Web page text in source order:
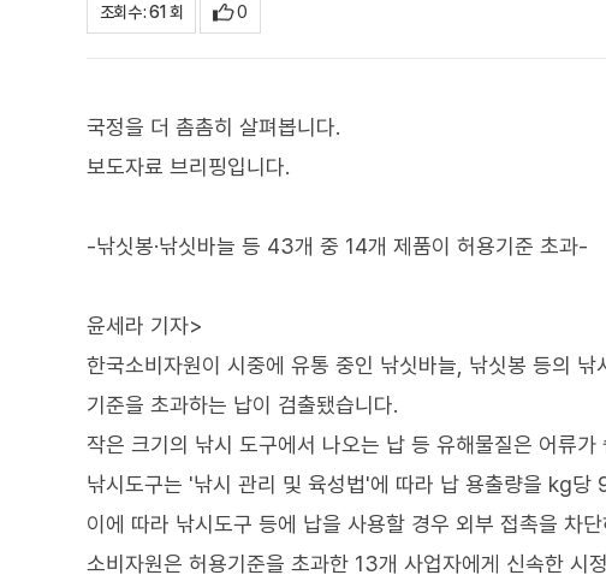
조회수 : 61 회 0
국정을 더 촘촘히 살펴봅니다.
보도자료 브리핑입니다.
-낚싯봉·낚싯바늘 등 43개 중 14개 제품이 허용기준 초과-
윤세라 기자>
한국소비자원이 시중에 유통 중인 낚싯바늘, 낚싯봉 등의
기준을 초과하는 납이 검출됐습니다.
작은 크기의 낚시 도구에서 나오는 납 등 유해물질은 어류
낚시도구는 '낚시 관리 및 육성법'에 따라 납 용출량을 kg당
이에 따라 낚시도구 등에 납을 사용할 경우 외부 접촉을 차
소비자원은 허용기준을 초과한 13개 사업자에게 신속한 시